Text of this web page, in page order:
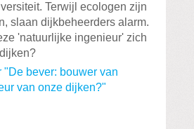
Terwijl ecologen zijn
slaan dijkbeheerders alarm.
'natuurlijke ingenieur' zich
"De bever: bouwer van
van onze dijken?"